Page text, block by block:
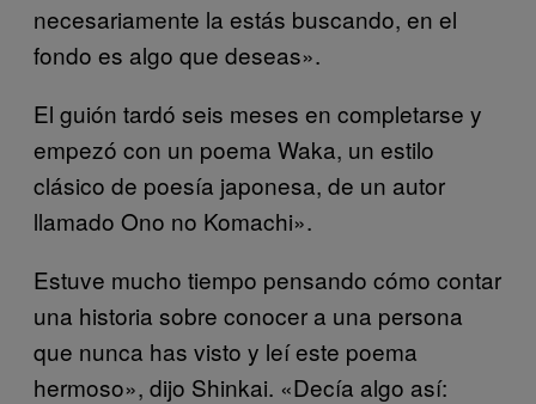
necesariamente la estás buscando, en el
fondo es algo que deseas».
El guión tardó seis meses en completarse y
empezó con un poema Waka, un estilo
clásico de poesía japonesa, de un autor
llamado Ono no Komachi».
Estuve mucho tiempo pensando cómo contar
una historia sobre conocer a una persona
que nunca has visto y leí este poema
hermoso», dijo Shinkai. «Decía algo así: